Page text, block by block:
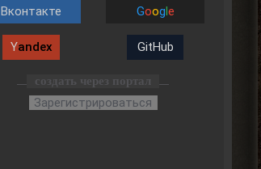
Вконтакте Google
Yandex GitHub
создать через портал
Зарегистрироваться